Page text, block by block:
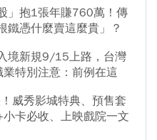
」抱1張年賺760萬！傳
鐵憑什麼賣這麼貴」？
境新規9/15上路，台灣
特別注意：前例在這
威秀影城特典、預售套
卡必收、上映戲院一文